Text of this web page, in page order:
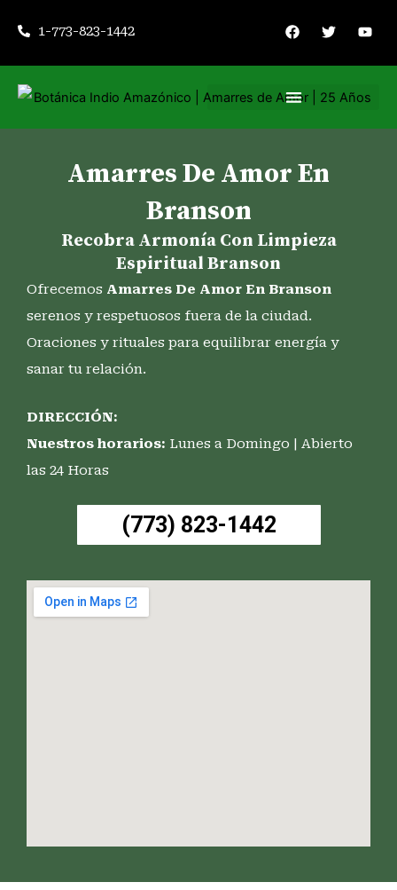
contenido
1-773-823-1442
F
a
e
o
T
w
t
e
Y
o
t
b
Amarres De Amor En
Branson
Recobra Armonía Con Limpieza
Espiritual Branson
Ofrecemos Amarres De Amor En Branson
serenos y respetuosos fuera de la ciudad.
Oraciones y rituales para equilibrar energía y
sanar tu relación.
DIRECCIÓN:
Nuestros horarios: Lunes a Domingo | Abierto
las 24 Horas
(773) 823-1442